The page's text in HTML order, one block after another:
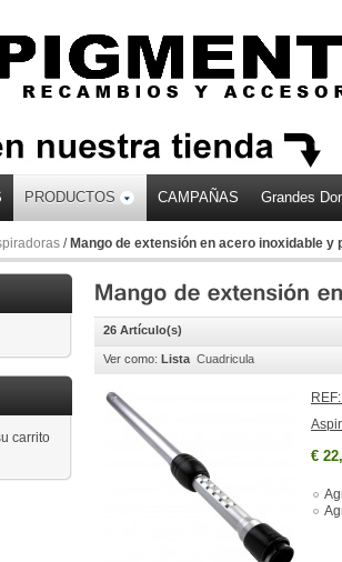
PRODUCTOS CAMPAÑAS Grandes
/ Mango de extensión en acero inoxidable y
carrito
26 Artículo(s)
Ver como: Lista Cuadricula
€